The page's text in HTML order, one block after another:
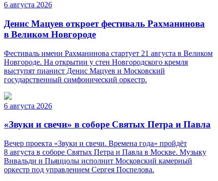
6 августа 2026
Денис Мацуев откроет фестиваль Рахманинова
в Великом Новгороде
Фестиваль имени Рахманинова стартует 21 августа в Великом
Новгороде. На открытии у стен Новгородского кремля
выступят пианист Денис Мацуев и Московский
государственный симфонический оркестр.
6 августа 2026
«Звуки и свечи» в соборе Святых Петра и Павла
Вечер проекта «Звуки и свечи. Времена года» пройдёт
8 августа в соборе Святых Петра и Павла в Москве. Музыку
Вивальди и Пьяццолы исполнит Московский камерный
оркестр под управлением Сергея Поспелова.